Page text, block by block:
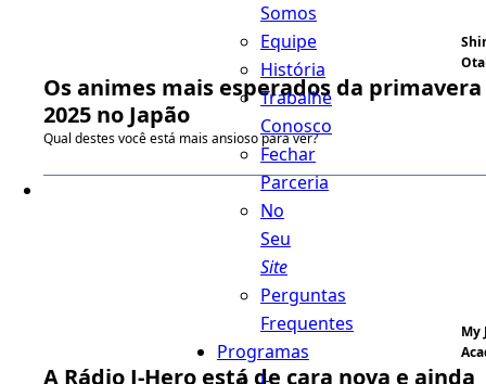
Somos
Equipe
História
Trabalhe
Conosco
Fechar
Parceria
No
Seu
Site
Perguntas
Frequentes
Programas
Os animes mais esperados da
2025 no Japão
Qual destes você está mais ansioso para ver?
My
A Rádio J-Hero está de cara nova e ainda